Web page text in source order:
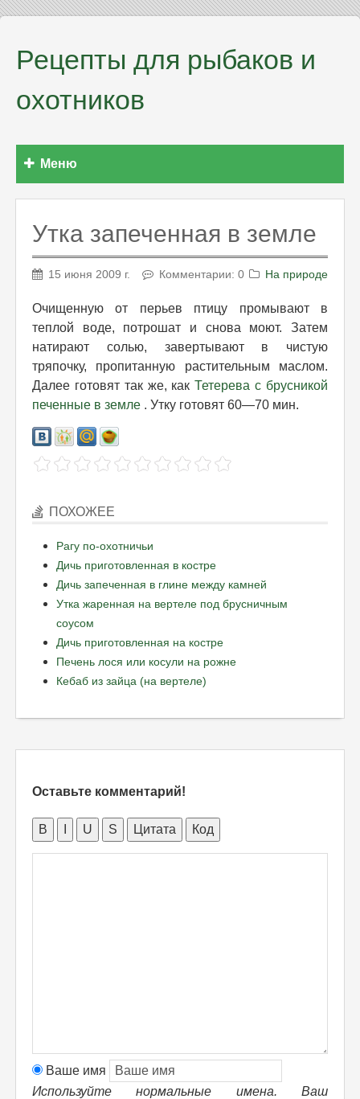
Рецепты для рыбаков и
охотников
Меню
Утка запеченная в земле
15 июня 2009 г. Комментарии: 0 На природе
Очищенную от перьев птицу промывают в
теплой воде, потрошат и снова моют. Затем
натирают солью, завертывают в чистую
тряпочку, пропитанную растительным маслом.
Далее готовят так же, какТетерева с брусникой
печенные в земле . Утку готовят 60—70 мин.
ПОХОЖЕЕ
Рагу по-охотничьи
Дичь приготовленная в костре
Дичь запеченная в глине между камней
Утка жаренная на вертеле под брусничным
соусом
Дичь приготовленная на костре
Печень лося или косули на рожне
Кебаб из зайца (на вертеле)
Оставьте комментарий!
B U S Цитата Код
Ваше имя
Используйте нормальные имена. Ваш